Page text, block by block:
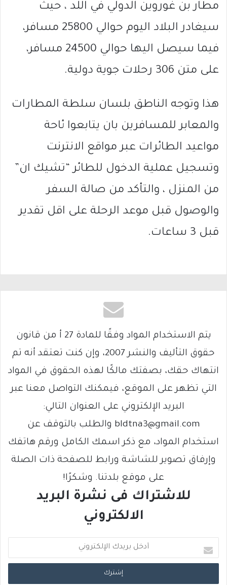
مطار بن غوروين الدولي في اللد ، حيث
سيغادر البلاد اليوم حوالي 25800 مسافر،
فيما سيصل اليها حوالي 24500 مسافر،
على متن 306 رحلات جوية دولية.
هذا وتوجه الناطق بلسان سلطة المطارات
والمعابر للمسافرين بان يتابعوا ئاحة
مواعيد الطائرات عبر مواقع الانترنت
وتسجيل عملية الدخول للطائر “تشيك ان”
من المنزل ، والتأكد من صالة السفر
والوصول قبل موعد الرحلة على اقل تقدير
قبل 3 ساعات.
يتم الاستخدام المواد وفقًا للمادة 27 أ من قانون
حقوق التأليف والنشر 2007، وإن كنت تعتقد أنه تم
انتهاك حقك، بصفتك مالكًا لهذه الحقوق في المواد
التي تظهر على الموقع، فيمكنك التواصل معنا عبر
البريد الإلكتروني على العنوان التالي:
bldtna3@gmail.com والطلب بالتوقف عن
استخدام المواد، مع ذكر اسمك الكامل ورقم هاتفك
وإرفاق تصوير للشاشة ورابط للصفحة ذات الصلة
على موقع بلدتنا. وشكرًا!
للاشتراك فى نشرة البريد
الالكتروني
د
خ